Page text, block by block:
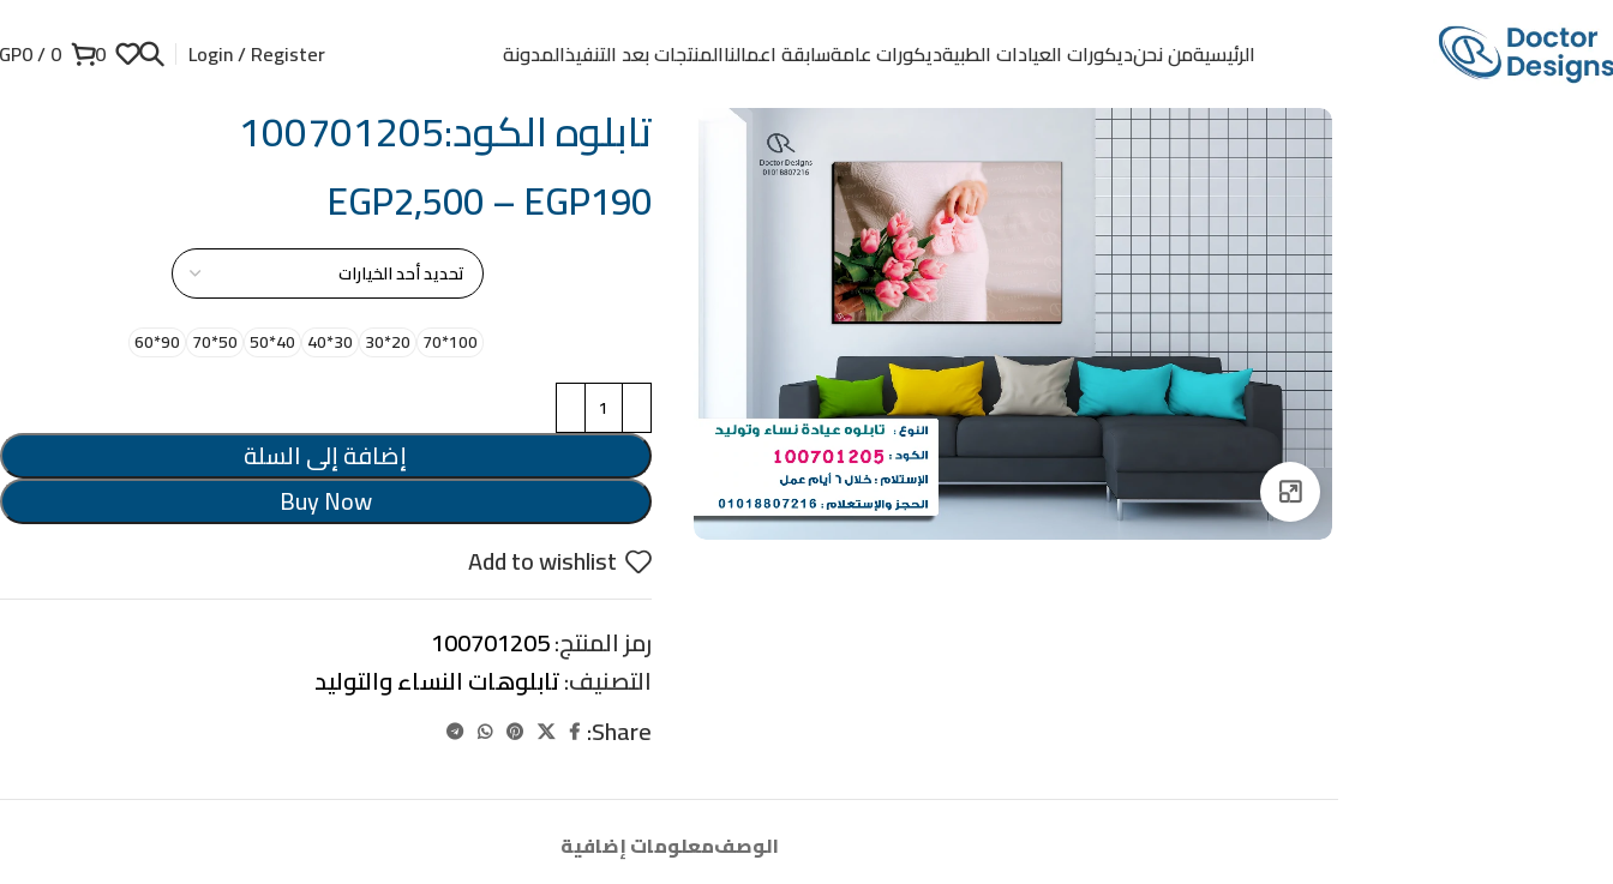
الرئيسيةمن نحنديكورات العيادات الطبيةديكورات عامةسابقة اعمالناالمنتجات بعد التنفيذالمدونة Login / Register
0
0
/
0
Click to enlarge
تابلوه الكود:100701205
EGP190
–
EGP2,500
100*70
20*30
30*40
40*50
50*70
90*60
إضافة إلى السلة
Buy Now
Add to wishlist
رمز المنتج:100701205
التصنيف:تابلوهات النساء والتوليد
Share:
الوصفمعلومات إضافية